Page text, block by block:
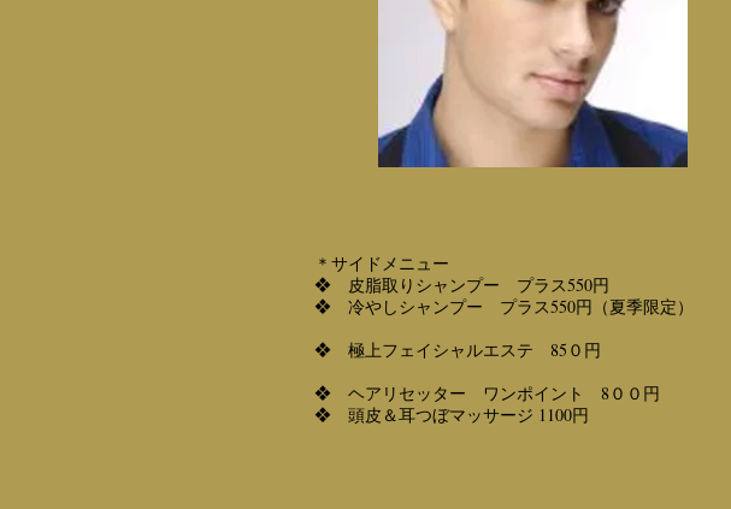
＊サイドメニュー
❖ 皮脂取りシャンプー プラス550円
❖ 冷やしシャンプー プラス550円（夏季限定）
❖ 極上フェイシャルエステ 85０円
❖ ヘアリセッター ワンポイント 8００円
❖ 頭皮＆耳つぼマッサージ 1100円